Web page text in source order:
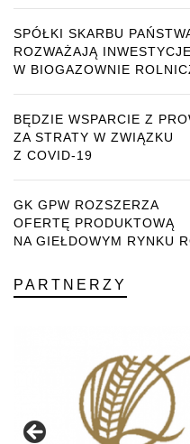
SPÓŁKI SKARBU
ROZWAŻAJĄ INWESTYCJE
W BIOGAZOWNIE
BĘDZIE WSPARCIE Z
ZA STRATY W ZWIĄZKU
Z COVID-19
GK GPW ROZSZERZA
OFERTĘ PRODUKTOWĄ
NA GIEŁDOWYM RYNKU
PARTNERZY